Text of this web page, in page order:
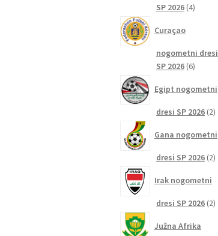
SP 2026 44
Curaçao
nogometni dresi
SP 2026 66
Egipt nogometni
dresi SP 2026 22
Gana nogometni
dresi SP 2026 22
Irak nogometni
dresi SP 2026 22
Južna Afrika